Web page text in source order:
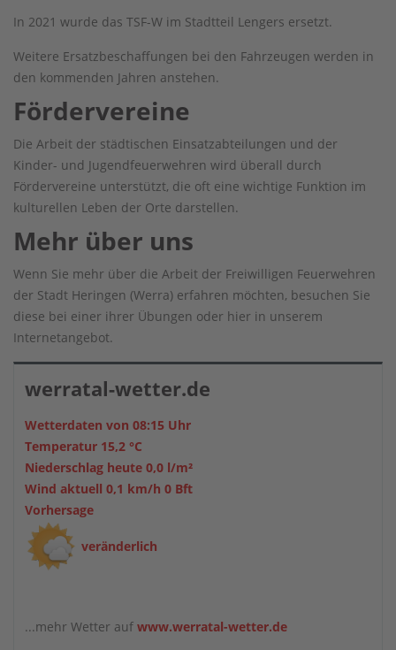
In 2021 wurde das TSF-W im Stadtteil Lengers ersetzt.
Weitere Ersatzbeschaffungen bei den Fahrzeugen werden in
den kommenden Jahren anstehen.
Fördervereine
Die Arbeit der städtischen Einsatzabteilungen und der
Kinder- und Jugendfeuerwehren wird überall durch
Fördervereine unterstützt, die oft eine wichtige Funktion im
kulturellen Leben der Orte darstellen.
Mehr über uns
Wenn Sie mehr über die Arbeit der Freiwilligen Feuerwehren
der Stadt Heringen (Werra) erfahren möchten, besuchen Sie
diese bei einer ihrer Übungen oder hier in unserem
Internetangebot.
werratal-wetter.de
Wetterdaten von 08:15 Uhr
Temperatur 15,2 °C
Niederschlag heute 0,0 l/m²
Wind aktuell 0,1 km/h 0 Bft
Vorhersage
veränderlich
...mehr Wetter auf www.werratal-wetter.de